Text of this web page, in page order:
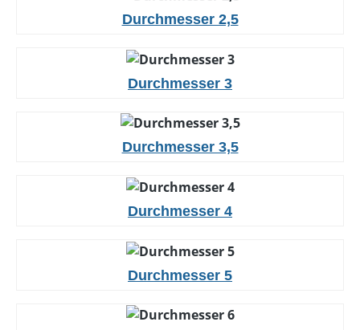
Durchmesser 2,5
Durchmesser 3
Durchmesser 3,5
Durchmesser 4
Durchmesser 5